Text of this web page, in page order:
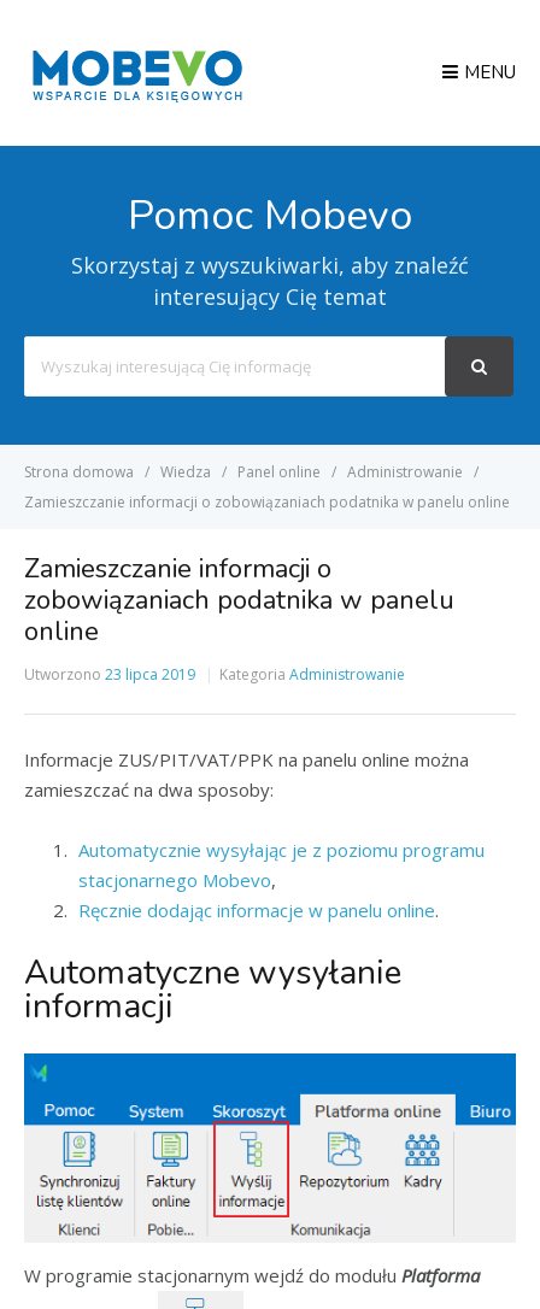
MENU
Pomoc Mobevo
Skorzystaj z wyszukiwarki, aby znaleźć
interesujący Cię temat
For
Strona domowa Wiedza Panel online
Administrowanie
Zamieszczanie informacji o zobowiązaniach podatnika w panelu online
Zamieszczanie informacji o
zobowiązaniach podatnika w panelu
online
Utworzono 23 lipca 2019 Kategoria Administrowanie
Informacje ZUS/PIT/VAT/PPK na panelu online można
zamieszczać na dwa sposoby:
Automatycznie wysyłając je z poziomu programu
stacjonarnego Mobevo,
Ręcznie dodając informacje w panelu online.
Automatyczne wysyłanie
informacji
W programie stacjonarnym wejdź do modułu Platforma